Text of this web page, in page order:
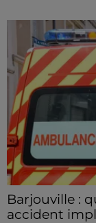
Barjouville :
accident